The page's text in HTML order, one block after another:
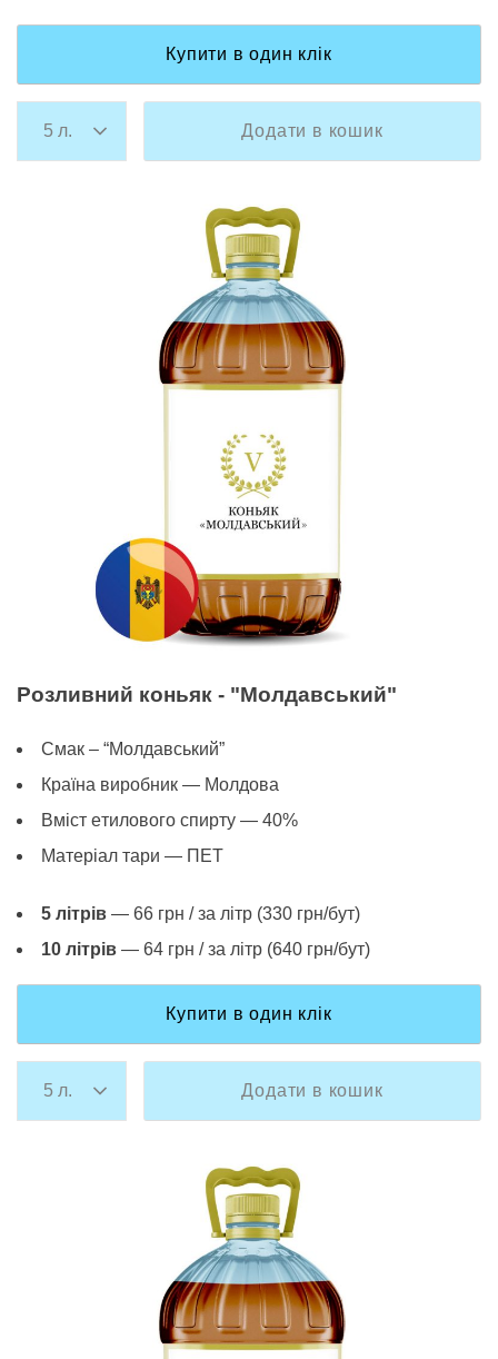
Купити в один клік
Додати в кошик
Розливний коньяк - "Молдавський"
Смак – “Молдавський”
Країна виробник — Молдова
Вміст eтилового спирту — 40%
Матеріал тари — ПЕТ
5 літрів — 66 грн / за літр (330 грн/бут)
10 літрів — 64 грн / за літр (640 грн/бут)
Купити в один клік
Додати в кошик